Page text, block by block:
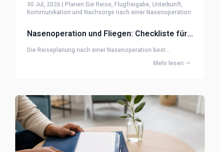
30 Jul, 2026 | Planen Sie Reise, Flugfreigabe, Unterkunft,
Kommunikation und Nachsorge nach einer Nasenoperation.
Nasenoperation und Fliegen: Checkliste für Heilung und Reise
Die Reiseplanung nach einer Nasenoperation best...
Mehr lesen